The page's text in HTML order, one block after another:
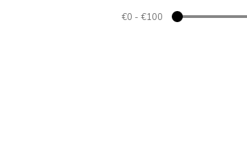
€0 - €100